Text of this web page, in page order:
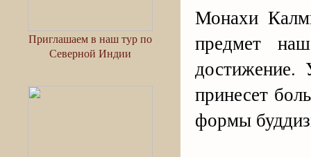
Приглашаем в наш тур по
Северной Индии
Монахи
предмет
достижение.
принесет
формы